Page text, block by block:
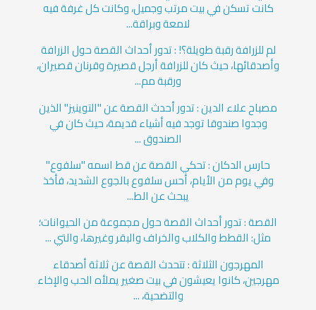
كانت تسكن في بيت مرتب وجميل، وكانت كل غرفة فيه
لامعة وبراقة...
لم للزرافة رقبة طويلة؟! : تدور أحداث القصة حول الزرافة
وأصدقائها، حيث كان للزرافة أرجل قصيرة وقرنان قصيران،
ورقبة مم...
مصباح علاء الدين : تدور أحدث القصة عن "التوينيز" الذين
وجدوا صندوقا توجد فيه أشياء قديمة، حيث كان في
الصندوق ...
حارس الدكان : تحكي القصة عن قط اسمه "سلفوع"
وفي يوم من الأيام، أحس سلفوع بالجوع الشديد، فأخذ
يبحث عن الط...
القصة : تدور أحداث القصة حول مجموعة من الحيوانات؛
مثل: القطط والكلاب والخراف والبقر وغيرها، والتي ...
المهرجون الثلاثة : تتحدث القصة عن ثلاثة أصدقاء
مهرجين، كانوا يعيشون في بيت صغير يملأه الحب والإخاء
والتضحية، ...